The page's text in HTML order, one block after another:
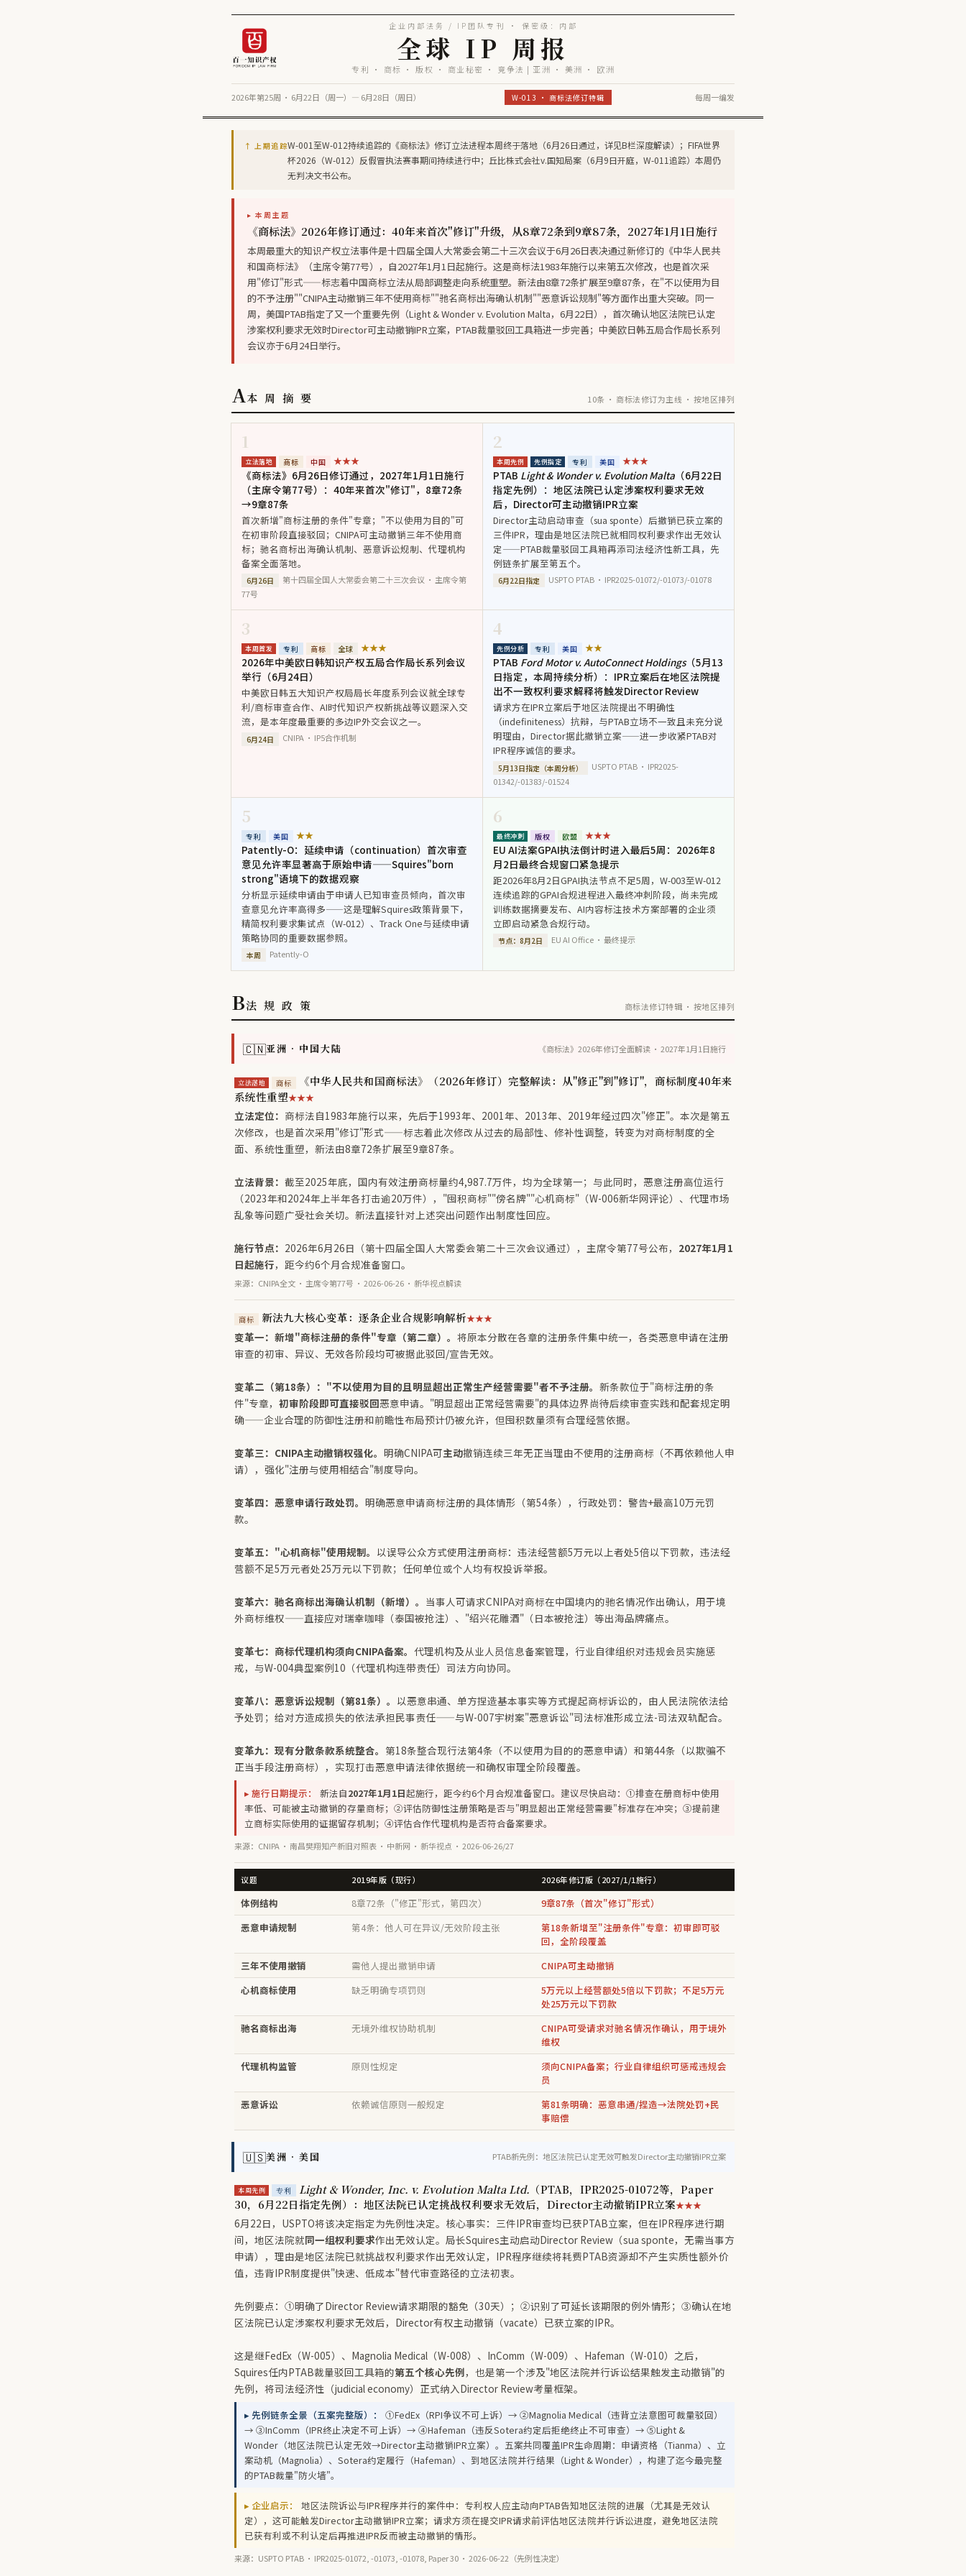
企业内部法务 / IP团队专刊 · 保密级：内部
全球 IP 周报
专利 · 商标 · 版权 · 商业秘密 · 竞争法 | 亚洲 · 美洲 · 欧洲
2026年第25周 · 6月22日（周一）— 6月28日（周日） W-013 · 商标法修订特辑 每周一编发
↑ 上期追踪W-001至W-012持续追踪的《商标法》修订立法进程本周终于落地（6月26日通过，详见B栏深度解读）；FIFA世界
杯2026（W-012）反假冒执法赛事期间持续进行中；丘比株式会社v.国知局案（6月9日开庭，W-011追踪）本周仍
无判决文书公布。
▸ 本周主题
《商标法》2026年修订通过：40年来首次"修订"升级，从8章72条到9章87条，2027年1月1日施行
本周最重大的知识产权立法事件是十四届全国人大常委会第二十三次会议于6月26日表决通过新修订的《中华人民共
和国商标法》（主席令第77号），自2027年1月1日起施行。这是商标法1983年施行以来第五次修改，也是首次采
用"修订"形式——标志着中国商标立法从局部调整走向系统重塑。新法由8章72条扩展至9章87条，在"不以使用为目
的不予注册""CNIPA主动撤销三年不使用商标""驰名商标出海确认机制""恶意诉讼规制"等方面作出重大突破。同一
周，美国PTAB指定了又一个重要先例（Light & Wonder v. Evolution Malta，6月22日），首次确认地区法院已认定
涉案权利要求无效时Director可主动撤销IPR立案，PTAB裁量驳回工具箱进一步完善；中美欧日韩五局合作局长系列
会议亦于6月24日举行。
A本 周 摘 要 10条 · 商标法修订为主线 · 按地区排列
1
立法落地 商标 中国 ★★★
《商标法》6月26日修订通过，2027年1月1日施行
（主席令第77号）：40年来首次"修订"，8章72条
→9章87条
首次新增"商标注册的条件"专章；"不以使用为目的"可
在初审阶段直接驳回；CNIPA可主动撤销三年不使用商
标；驰名商标出海确认机制、恶意诉讼规制、代理机构
备案全面落地。
6月26日
第十四届全国人大常委会第二十三次会议 · 主席令第
77号
2
本周先例 先例指定 专利 美国 ★★★
PTAB Light & Wonder v. Evolution Malta （6月22日
指定先例）：地区法院已认定涉案权利要求无效
后，Director可主动撤销IPR立案
Director主动启动审查（sua sponte）后撤销已获立案的
三件IPR，理由是地区法院已就相同权利要求作出无效认
定——PTAB裁量驳回工具箱再添司法经济性新工具，先
例链条扩展至第五个。
6月22日指定 USPTO PTAB · IPR2025-01072/-01073/-01078
3
本周首发 专利 商标 全球 ★★★
2026年中美欧日韩知识产权五局合作局长系列会议
举行（6月24日）
中美欧日韩五大知识产权局局长年度系列会议就全球专
利/商标审查合作、AI时代知识产权新挑战等议题深入交
流，是本年度最重要的多边IP外交会议之一。
6月24日 CNIPA · IP5合作机制
4
先例分析 专利 美国 ★★
PTAB Ford Motor v. AutoConnect Holdings（5月13
日指定，本周持续分析）：IPR立案后在地区法院提
出不一致权利要求解释将触发Director Review
请求方在IPR立案后于地区法院提出不明确性
（indefiniteness）抗辩，与PTAB立场不一致且未充分说
明理由，Director据此撤销立案——进一步收紧PTAB对
IPR程序诚信的要求。
5月13日指定（本周分析）
USPTO PTAB · IPR2025-
01342/-01383/-01524
5
专利 美国 ★★
Patently-O：延续申请（continuation）首次审查
意见允许率显著高于原始申请——Squires"born
strong"语境下的数据观察
分析显示延续申请由于申请人已知审查员倾向，首次审
查意见允许率高得多——这是理解Squires政策背景下，
精简权利要求集试点（W-012）、Track One与延续申请
策略协同的重要数据参照。
本周 Patently-O
6
最终冲刺 版权 欧盟 ★★★
EU AI法案GPAI执法倒计时进入最后5周：2026年8
月2日最终合规窗口紧急提示
距2026年8月2日GPAI执法节点不足5周，W-003至W-012
连续追踪的GPAI合规进程进入最终冲刺阶段，尚未完成
训练数据摘要发布、AI内容标注技术方案部署的企业须
立即启动紧急合规行动。
节点：8月2日 EU AI Office · 最终提示
B法 规 政 策 商标法修订特辑 · 按地区排列
🇨🇳亚洲 · 中国大陆 《商标法》2026年修订全面解读 · 2027年1月1日施行
立法落地 商标
《中华人民共和国商标法》（2026年修订）完整解读：从"修正"到"修订"，商标制度40年来
系统性重塑★★★
立法定位： 商标法自1983年施行以来，先后于1993年、2001年、2013年、2019年经过四次"修正"。本次是第五
次修改，也是首次采用"修订"形式——标志着此次修改从过去的局部性、修补性调整，转变为对商标制度的全
面、系统性重塑，新法由8章72条扩展至9章87条。
立法背景： 截至2025年底，国内有效注册商标量约4,987.7万件，均为全球第一；与此同时，恶意注册高位运行
（2023年和2024年上半年各打击逾20万件），"囤积商标""傍名牌""心机商标"（W-006新华网评论）、代理市场
乱象等问题广受社会关切。新法直接针对上述突出问题作出制度性回应。
施行节点： 2026年6月26日（第十四届全国人大常委会第二十三次会议通过），主席令第77号公布， 2027年1月1
日起施行，距今约6个月合规准备窗口。
来源：CNIPA全文 · 主席令第77号 · 2026-06-26 · 新华视点解读
商标 新法九大核心变革：逐条企业合规影响解析★★★
变革一：新增"商标注册的条件"专章（第二章）。 将原本分散在各章的注册条件集中统一，各类恶意申请在注册
审查的初审、异议、无效各阶段均可被据此驳回/宣告无效。
变革二（第18条）："不以使用为目的且明显超出正常生产经营需要"者不予注册。 新条款位于"商标注册的条
件"专章， 初审阶段即可直接驳回恶意申请。"明显超出正常经营需要"的具体边界尚待后续审查实践和配套规定明
确——企业合理的防御性注册和前瞻性布局预计仍被允许，但囤积数量须有合理经营依据。
变革三：CNIPA主动撤销权强化。 明确CNIPA可主动撤销连续三年无正当理由不使用的注册商标（不再依赖他人申
请），强化"注册与使用相结合"制度导向。
变革四：恶意申请行政处罚。 明确恶意申请商标注册的具体情形（第54条），行政处罚：警告+最高10万元罚
款。
变革五："心机商标"使用规制。 以误导公众方式使用注册商标：违法经营额5万元以上者处5倍以下罚款，违法经
营额不足5万元者处25万元以下罚款；任何单位或个人均有权投诉举报。
变革六：驰名商标出海确认机制（新增）。 当事人可请求CNIPA对商标在中国境内的驰名情况作出确认，用于境
外商标维权——直接应对瑞幸咖啡（泰国被抢注）、"绍兴花雕酒"（日本被抢注）等出海品牌痛点。
变革七：商标代理机构须向CNIPA备案。 代理机构及从业人员信息备案管理，行业自律组织对违规会员实施惩
戒，与W-004典型案例10（代理机构连带责任）司法方向协同。
变革八：恶意诉讼规制（第81条）。 以恶意串通、单方捏造基本事实等方式提起商标诉讼的，由人民法院依法给
予处罚；给对方造成损失的依法承担民事责任——与W-007宇树案"恶意诉讼"司法标准形成立法-司法双轨配合。
变革九：现有分散条款系统整合。 第18条整合现行法第4条（不以使用为目的的恶意申请）和第44条（以欺骗不
正当手段注册商标），实现打击恶意申请法律依据统一和确权审理全阶段覆盖。
▸ 施行日期提示： 新法自2027年1月1日起施行，距今约6个月合规准备窗口。建议尽快启动：①排查在册商标中使用
率低、可能被主动撤销的存量商标；②评估防御性注册策略是否与"明显超出正常经营需要"标准存在冲突；③提前建
立商标实际使用的证据留存机制；④评估合作代理机构是否符合备案要求。
来源：CNIPA · 南昌樊翔知产新旧对照表 · 中新网 · 新华视点 · 2026-06-26/27
议题 2019年版（现行） 2026年修订版（2027/1/1施行）
体例结构 8章72条（"修正"形式，第四次）
9章87条（首次"修订"形式）
恶意申请规制
第4条：他人可在异议/无效阶段主张
第18条新增至"注册条件"专章：初审即可驳
回，全阶段覆盖
三年不使用撤销
需他人提出撤销申请 CNIPA可主动撤销
心机商标使用
缺乏明确专项罚则
5万元以上经营额处5倍以下罚款；不足5万元
处25万元以下罚款
驰名商标出海
无境外维权协助机制
CNIPA可受请求对驰名情况作确认，用于境外
维权
代理机构监管
原则性规定
须向CNIPA备案；行业自律组织可惩戒违规会
员
恶意诉讼
依赖诚信原则一般规定
第81条明确：恶意串通/捏造→法院处罚+民
事赔偿
🇺🇸美洲 · 美国 PTAB新先例：地区法院已认定无效可触发Director主动撤销IPR立案
本周先例 专利 Light & Wonder, Inc. v. Evolution Malta Ltd. （PTAB，IPR2025-01072等，Paper
30，6月22日指定先例）：地区法院已认定挑战权利要求无效后，Director主动撤销IPR立案★★★
6月22日，USPTO将该决定指定为先例性决定。核心事实：三件IPR审查均已获PTAB立案，但在IPR程序进行期
间，地区法院就同一组权利要求作出无效认定。局长Squires主动启动Director Review（sua sponte，无需当事方
申请），理由是地区法院已就挑战权利要求作出无效认定，IPR程序继续将耗费PTAB资源却不产生实质性额外价
值，违背IPR制度提供"快速、低成本"替代审查路径的立法初衷。
先例要点：①明确了Director Review请求期限的豁免（30天）；②识别了可延长该期限的例外情形；③确认在地
区法院已认定涉案权利要求无效后，Director有权主动撤销（vacate）已获立案的IPR。
这是继FedEx（W-005）、Magnolia Medical（W-008）、InComm（W-009）、Hafeman（W-010）之后，
Squires任内PTAB裁量驳回工具箱的第五个核心先例，也是第一个涉及"地区法院并行诉讼结果触发主动撤销"的
先例，将司法经济性（judicial economy）正式纳入Director Review考量框架。
▸ 先例链条全景（五案完整版）：
①FedEx（RPI争议不可上诉）→ ②Magnolia Medical（违背立法意图可裁量驳回）
→ ③InComm（IPR终止决定不可上诉）→ ④Hafeman（违反Sotera约定后拒绝终止不可审查）→ ⑤Light &
Wonder（地区法院已认定无效→Director主动撤销IPR立案）。五案共同覆盖IPR生命周期：申请资格（Tianma）、立
案动机（Magnolia）、Sotera约定履行（Hafeman）、到地区法院并行结果（Light & Wonder），构建了迄今最完整
的PTAB裁量"防火墙"。
▸ 企业启示：
地区法院诉讼与IPR程序并行的案件中：专利权人应主动向PTAB告知地区法院的进展（尤其是无效认
定），这可能触发Director主动撤销IPR立案；请求方须在提交IPR请求前评估地区法院并行诉讼进度，避免地区法院
已获有利或不利认定后再推进IPR反而被主动撤销的情形。
来源：USPTO PTAB · IPR2025-01072, -01073, -01078, Paper 30 · 2026-06-22（先例性决定）